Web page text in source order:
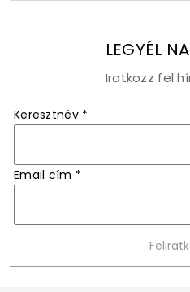
LEGYÉL
Iratkozz fel
Keresztnév *
Email cím *